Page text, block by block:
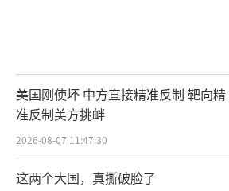
美国刚使坏 中方直接精准反制 靶向精
准反制美方挑衅
2026-08-07 11:47:30
这两个大国，真撕破脸了